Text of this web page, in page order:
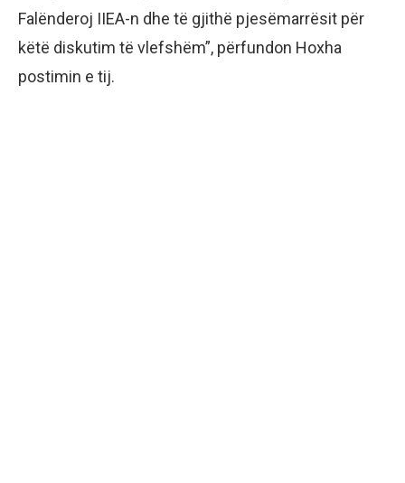
Falënderoj IIEA-n dhe të gjithë pjesëmarrësit për
këtë diskutim të vlefshëm”, përfundon Hoxha
postimin e tij.